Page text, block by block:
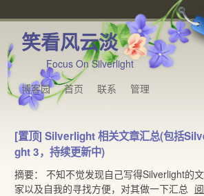
笑看风云淡
Focus On Silverlight
博客园
首页 联系 管理
[置顶] Silverlight 相关文章汇总(包括
ght 3，持续更新中)
摘要： 不知不觉发现自己写得Silverlight的
家以及自我的寻找方便，对其做一下汇总